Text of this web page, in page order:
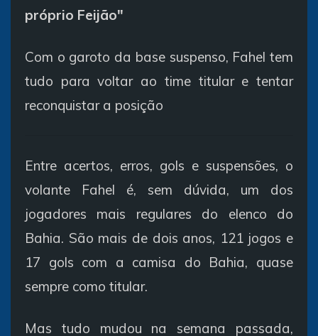
próprio Feijão"
Com o garoto da base suspenso, Fahel tem
tudo para voltar ao time titular e tentar
reconquistar a posição
Entre acertos, erros, gols e suspensões, o
volante Fahel é, sem dúvida, um dos
jogadores mais regulares do elenco do
Bahia. São mais de dois anos, 121 jogos e
17 gols com a camisa do Bahia, quase
sempre como titular.
Mas tudo mudou na semana passada,